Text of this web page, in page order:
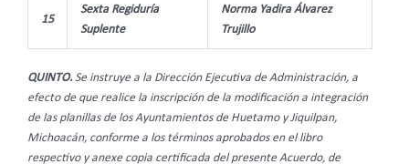
15
Sexta Regiduría
Suplente
Norma Yadira Álvarez
Trujillo
QUINTO.Se instruye a la Dirección Ejecutiva de Administración, a
efecto de que realice la inscripción de la modificación a integración
de las planillas de los Ayuntamientos de Huetamo y Jiquilpan,
Michoacán, conforme a los términos aprobados en el libro
respectivo y anexe copia certificada del presente Acuerdo, de